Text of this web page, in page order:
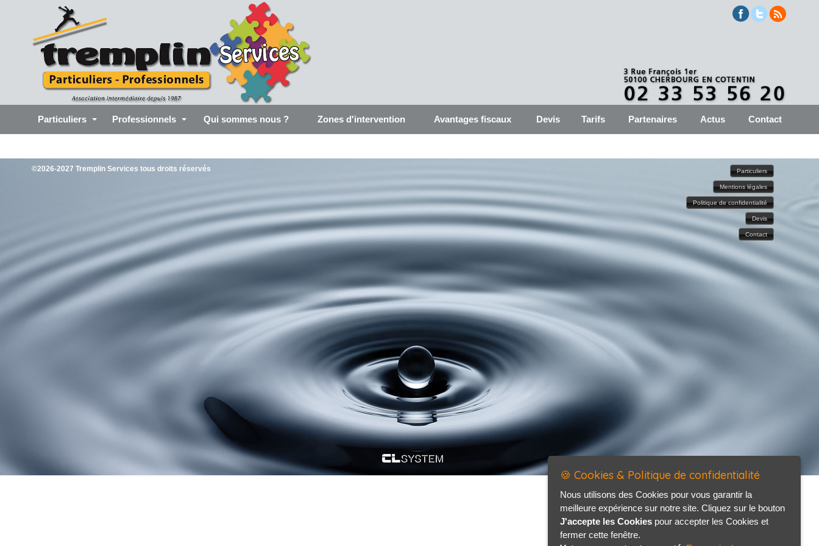
Particuliers Professionnels Qui sommes nous ? Zones d'intervention Avantages fiscaux Devis Tarifs Partenaires Actus Contact
©2026-2027 Tremplin Services tous droits réservés Particuliers
Mentions légales
Politique de confidentialité
Devis
Contact
🍪 Cookies & Politique de confidentialité
Nous utilisons des Cookies pour vous garantir la
meilleure expérience sur notre site. Cliquez sur le bouton
J'accepte les Cookies pour accepter les Cookies et
fermer cette fenêtre.